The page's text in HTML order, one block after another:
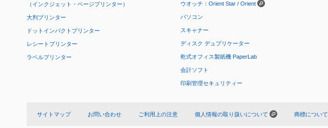
（インクジェット・ページプリンター）
大判プリンター
ドットインパクトプリンター
レシートプリンター
ラベルプリンター
ウオッチ：Orient Star / Orient
パソコン
スキャナー
ディスク デュプリケーター
乾式オフィス製紙機 PaperLab
会計ソフト
印刷管理セキュリティー
サイトマップ お問い合わせ ご利用上の注意 個人情報の取り扱いについて 商標について